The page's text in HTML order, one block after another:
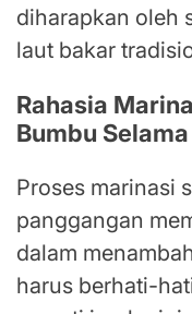
diharapkan oleh
laut bakar
Rahasia
Bumbu
Proses marinasi
panggangan
dalam
harus berhati-